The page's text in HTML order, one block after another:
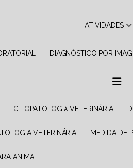
ATIVIDADES
DIAGNÓSTICO POR
CITOPATOLOGIA VETERINÁRIA
VETERINÁRIA MEDIDA
ANIMAL